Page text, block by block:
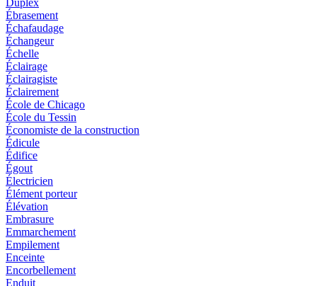
Duplex
Ébrasement
Échafaudage
Échangeur
Échelle
Éclairage
Éclairagiste
Éclairement
École de Chicago
École du Tessin
Économiste de la construction
Édicule
Édifice
Égout
Électricien
Élément porteur
Élévation
Embrasure
Emmarchement
Empilement
Enceinte
Encorbellement
Enduit